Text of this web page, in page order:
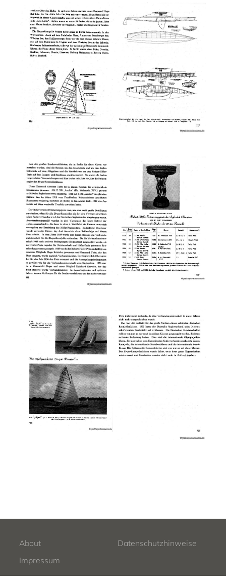
About
Datenschutzhinweise
Impressum